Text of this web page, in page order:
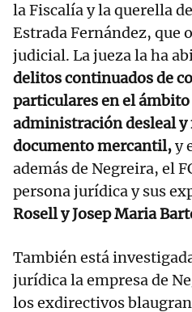
la Fiscalía y la querella
Estrada Fernández, que
judicial. La jueza la ha
delitos continuados de
particulares en el
administración desleal y
documento mercantil,y
además de Negreira, el
persona jurídica y sus
Rosell y Josep Maria
También está
jurídica la empresa de
los exdirectivos